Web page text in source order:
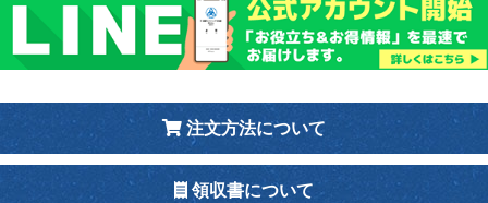
注文方法について
領収書について